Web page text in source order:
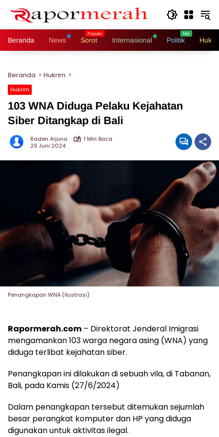
Beranda News Sorot Internasional Politik
Beranda Hukrim
Hukrim
103 WNA Diduga Pelaku Kejahatan
Siber Ditangkap di Bali
Raden Arjuna
1 Min Baca
29 Juni 2024
Penangkapan WNA (Ilustrasi)
Rapormerah.com – Direktorat Jenderal Imigrasi
mengamankan 103 warga negara asing (WNA) yang
diduga terlibat kejahatan siber.
Penangkapan ini dilakukan di sebuah vila, di Tabanan,
Bali, pada Kamis (27/6/2024)
Dalam penangkapan tersebut ditemukan sejumlah
besar perangkat komputer dan HP yang diduga
digunakan untuk aktivitas ilegal.